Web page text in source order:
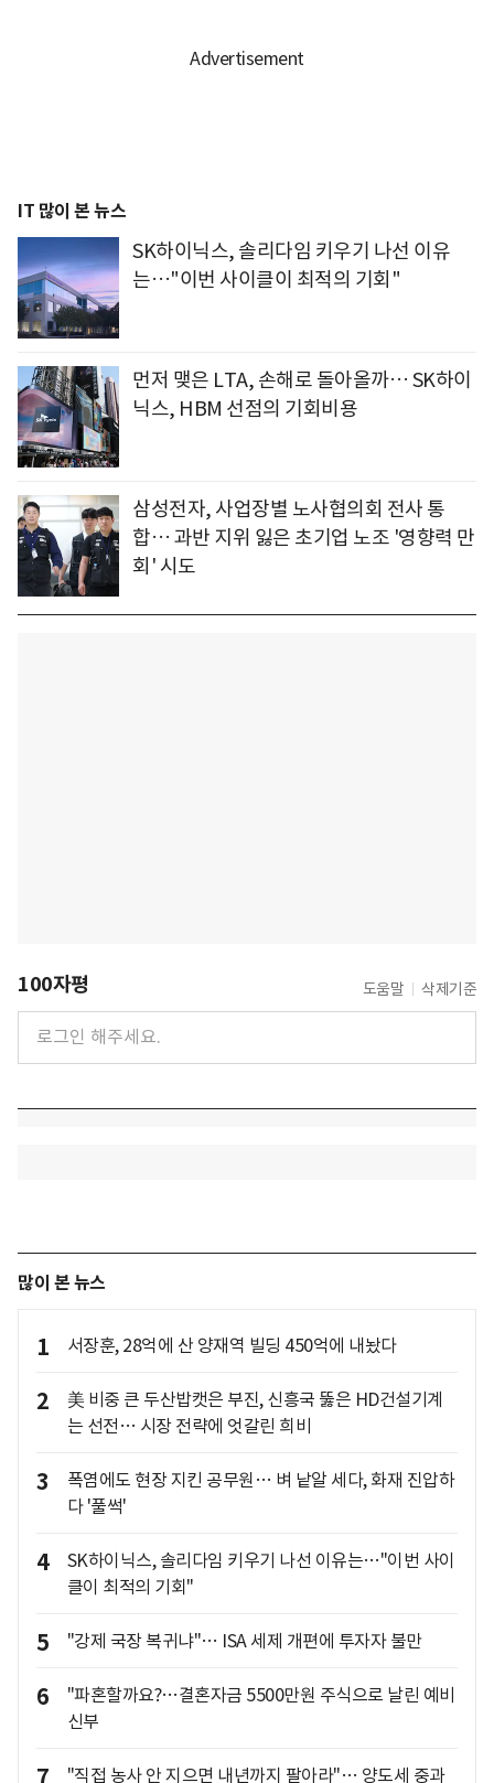
IT 많이 본 뉴스
SK하이닉스, 솔리다임 키우기 나선 이유
는…"이번 사이클이 최적의 기회"
먼저 맺은 LTA, 손해로 돌아올까… SK하이
닉스, HBM 선점의 기회비용
삼성전자, 사업장별 노사협의회 전사 통
합… 과반 지위 잃은 초기업 노조 '영향력 만
회' 시도
100자평 도움말 삭제기준
많이 본 뉴스
1 서장훈, 28억에 산 양재역 빌딩 450억에 내놨다
2
美 비중 큰 두산밥캣은 부진, 신흥국 뚫은 HD건설기계
는 선전… 시장 전략에 엇갈린 희비
3
폭염에도 현장 지킨 공무원… 벼 낱알 세다, 화재 진압하
다 '풀썩'
4
SK하이닉스, 솔리다임 키우기 나선 이유는…"이번 사이
클이 최적의 기회"
5 "강제 국장 복귀냐"… ISA 세제 개편에 투자자 불만
6
"파혼할까요?…결혼자금 5500만원 주식으로 날린 예비
신부
"직접 농사 안 지으면 내년까지 팔아라"… 양도세 중과